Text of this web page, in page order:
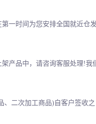
一时间为您安排全国就近仓
产品中，请咨询客服处理!
、二次加工商品)自客户签收